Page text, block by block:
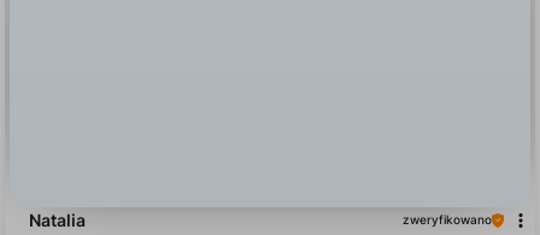
Natalia zweryfikowano